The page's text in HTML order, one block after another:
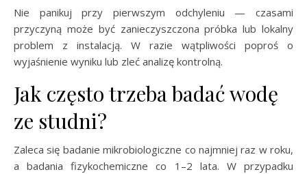
Nie panikuj przy pierwszym odchyleniu — czasami
przyczyną może być zanieczyszczona próbka lub lokalny
problem z instalacją. W razie wątpliwości poproś o
wyjaśnienie wyniku lub zleć analizę kontrolną.
Jak często trzeba badać wodę
ze studni?
Zaleca się badanie mikrobiologiczne co najmniej raz w roku,
a badania fizykochemiczne co 1–2 lata. W przypadku